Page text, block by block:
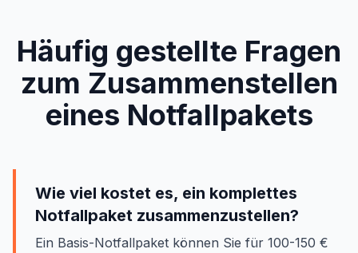
Häufig gestellte Fragen
zum Zusammenstellen
eines Notfallpakets
Wie viel kostet es, ein komplettes
Notfallpaket zusammenzustellen?
Ein Basis-Notfallpaket können Sie für 100-150 €